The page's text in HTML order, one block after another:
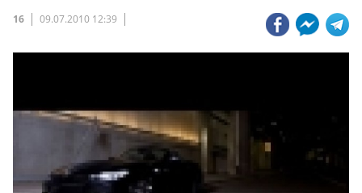
16 09.07.2010 12:39